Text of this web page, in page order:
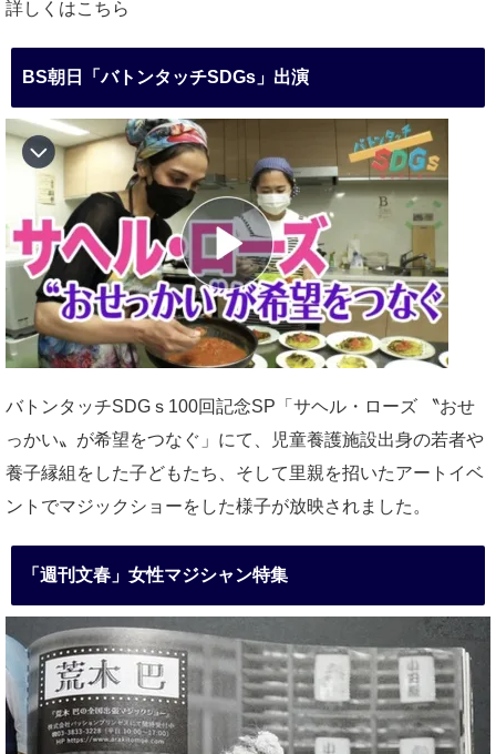
詳しくはこちら
BS朝日「バトンタッチSDGs」出演
バトンタッチSDGｓ100回記念SP「サヘル・ローズ 〝おせ
っかい〟が希望をつなぐ」にて、児童養護施設出身の若者や
養子縁組をした子どもたち、そして里親を招いたアートイベ
ントでマジックショーをした様子が放映されました。
「週刊文春」女性マジシャン特集